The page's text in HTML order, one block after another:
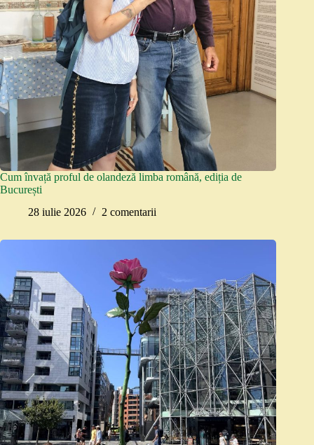
Cum învață proful de olandeză limba română, ediția de
București
28 iulie 2026
2 comentarii